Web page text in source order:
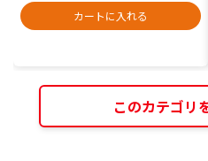
カートに入れる
このカテゴリ